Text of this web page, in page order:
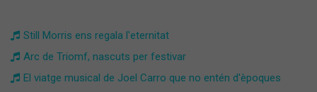
Still Morris ens regala l'eternitat
Arc de Triomf, nascuts per festivar
El viatge musical de Joel Carro que no entén d'èpoques